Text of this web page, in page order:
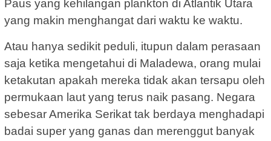
Paus yang kehilangan plankton di Atlantik Utara
yang makin menghangat dari waktu ke waktu.
Atau hanya sedikit peduli, itupun dalam perasaan
saja ketika mengetahui di Maladewa, orang mulai
ketakutan apakah mereka tidak akan tersapu oleh
permukaan laut yang terus naik pasang. Negara
sebesar Amerika Serikat tak berdaya menghadapi
badai super yang ganas dan merenggut banyak